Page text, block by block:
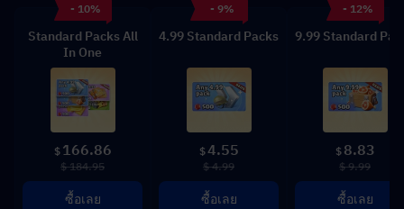
- 10%
Standard Packs All
In One
$ 166.86
$ 184.95
ซื้อเลย
- 9%
4.99 Standard Packs
$4.55
$ 4.99
ซื้อเลย
- 12%
9.99 Standard
$ 8.83
$ 9.99
ซื้อเลย